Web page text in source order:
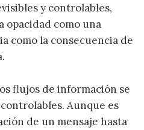
y controlables,
opacidad como una
como la consecuencia de
flujos de información se
Aunque es
de un mensaje hasta